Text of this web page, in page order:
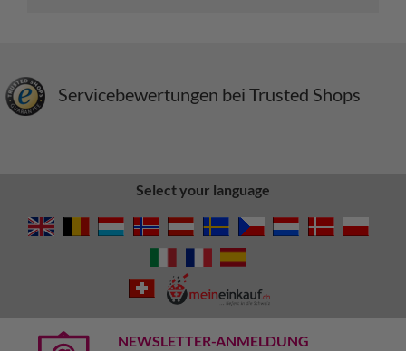
Servicebewertungen bei Trusted Shops
Select your language
NEWSLETTER-ANMELDUNG